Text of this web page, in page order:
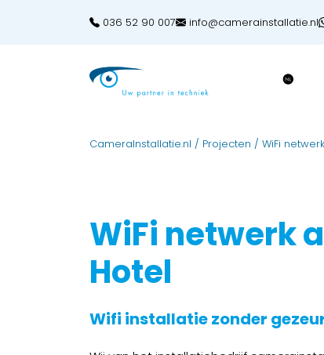
036 52 90 007 info@camerainstallatie.nl
CameraInstallatie.nl / Projecten / WiFi
WiFi netwerk
Hotel
Wifi installatie zonder